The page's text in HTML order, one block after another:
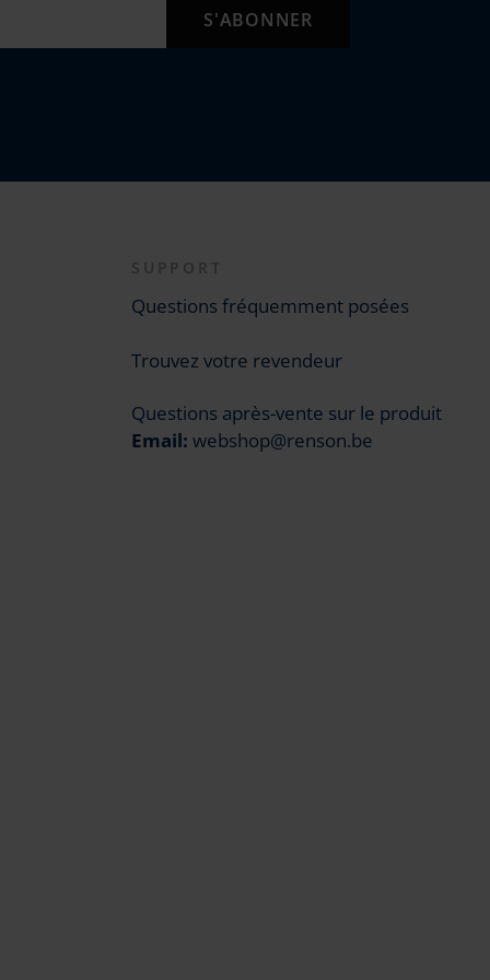
SUPPORT
Questions fréquemment posées
Trouvez votre revendeur
Questions après-vente sur le produit
Email: webshop@renson.be